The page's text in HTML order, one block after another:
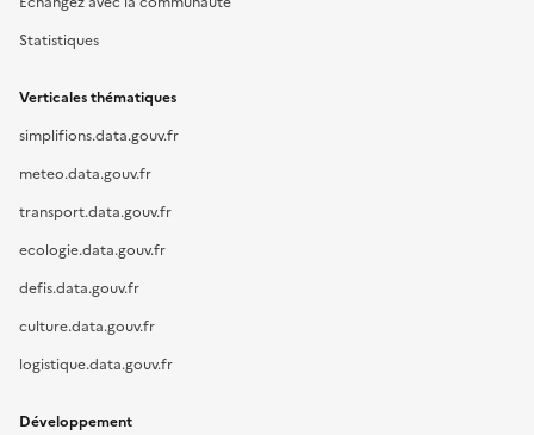
Statistiques
Verticales thématiques
simplifions.data.gouv.fr
meteo.data.gouv.fr
transport.data.gouv.fr
ecologie.data.gouv.fr
defis.data.gouv.fr
culture.data.gouv.fr
logistique.data.gouv.fr
Développement